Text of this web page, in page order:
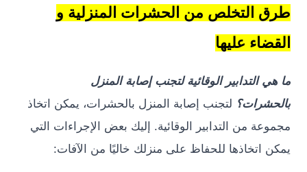
من الحشرات المنزلية و
عليها
الوقائية لتجنب إصابة المنزل
لتجنب إصابة المنزل بالحشرات، يمكن اتخاذ
من التدابير الوقائية. إليك بعض الإجراءات التي
للحفاظ على منزلك خاليًا من الآفات: